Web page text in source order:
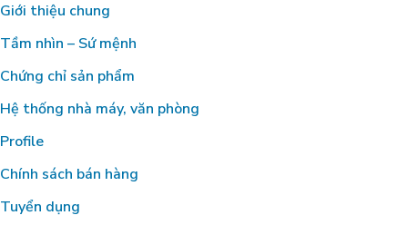
Giới thiệu chung
Tầm nhìn – Sứ mệnh
Chứng chỉ sản phẩm
Hệ thống nhà máy, văn phòng
Profile
Chính sách bán hàng
Tuyển dụng